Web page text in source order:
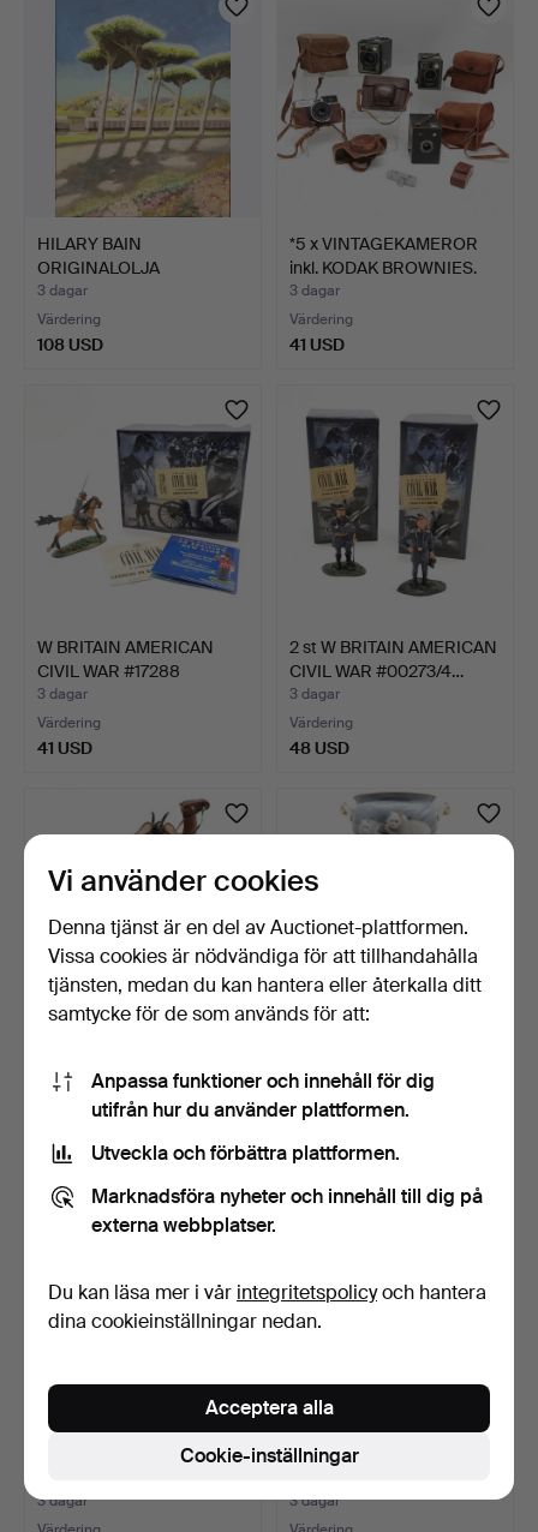
HILARY BAIN
ORIGINALOLJA
PARASOLLTALLAR VE…
3 dagar
Värdering
108 USD
*5 x VINTAGEKAMEROR
inkl. KODAK BROWNIES.
3 dagar
Värdering
41 USD
W BRITAIN AMERICAN
CIVIL WAR #17288
GEORGE…
3 dagar
Värdering
41 USD
2 st W BRITAIN AMERICAN
CIVIL WAR #00273/4…
3 dagar
Värdering
48 USD
SJÖMANSDOCKA,
KAMELFIGUR &
APTRUMM…
3 dagar
41 USD
JARDINJÄR MED VITA K…
Värdering
2 019 USD
*TOM CULLEN SAMTIDA
'SOME…
3 dagar
2 st W BRITAIN AMERICAN
3 dagar
Vi använder cookies
Denna tjänst är en del av Auctionet-plattformen.
Vissa cookies är nödvändiga för att tillhandahålla
tjänsten, medan du kan hantera eller återkalla ditt
samtycke för de som används för att:
Anpassa funktioner och innehåll för dig
utifrån hur du använder plattformen.
Utveckla och förbättra plattformen.
Marknadsföra nyheter och innehåll till dig på
externa webbplatser.
Du kan läsa mer i vår integritetspolicyoch hantera
dina cookieinställningar nedan.
Cookie-inställningar
Acceptera alla